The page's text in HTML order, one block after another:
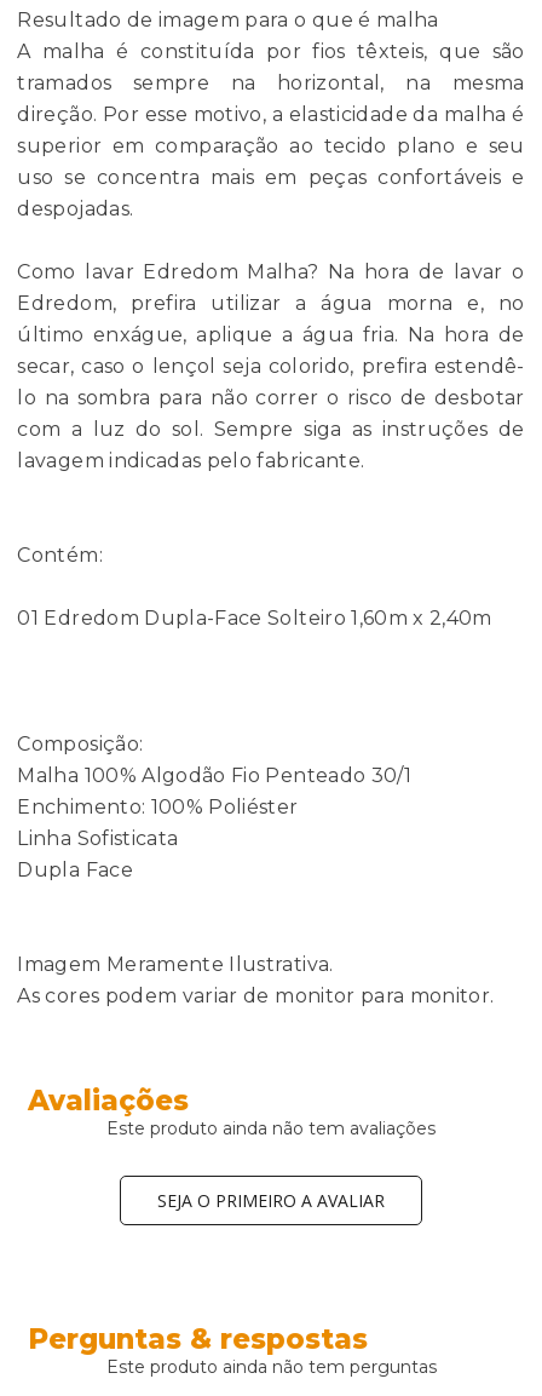
Resultado de imagem para o que é malha
A malha é constituída por fios têxteis, que são
tramados sempre na horizontal, na mesma
direção. Por esse motivo, a elasticidade da malha é
superior em comparação ao tecido plano e seu
uso se concentra mais em peças confortáveis e
despojadas.
Como lavar Edredom Malha? Na hora de lavar o
Edredom, prefira utilizar a água morna e, no
último enxágue, aplique a água fria. Na hora de
secar, caso o lençol seja colorido, prefira estendê-
lo na sombra para não correr o risco de desbotar
com a luz do sol. Sempre siga as instruções de
lavagem indicadas pelo fabricante.
Contém:
01 Edredom Dupla-Face Solteiro 1,60m x 2,40m
Composição:
Malha 100% Algodão Fio Penteado 30/1
Enchimento: 100% Poliéster
Linha Sofisticata
Dupla Face
Imagem Meramente Ilustrativa.
As cores podem variar de monitor para monitor.
Avaliações
Este produto ainda não tem avaliações
SEJA O PRIMEIRO A AVALIAR
Perguntas & respostas
Este produto ainda não tem perguntas